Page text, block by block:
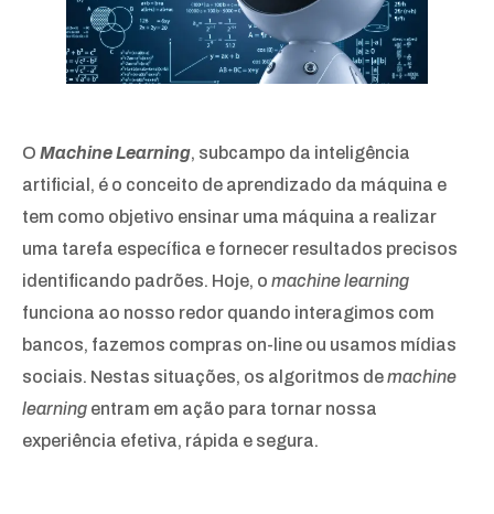
O Machine Learning, subcampo da inteligência
artificial, é o conceito de aprendizado da máquina e
tem como objetivo ensinar uma máquina a realizar
uma tarefa específica e fornecer resultados precisos
identificando padrões. Hoje, o machine learning
funciona ao nosso redor quando interagimos com
bancos, fazemos compras on-line ou usamos mídias
sociais. Nestas situações, os algoritmos demachine
learning entram em ação para tornar nossa
experiência efetiva, rápida e segura.